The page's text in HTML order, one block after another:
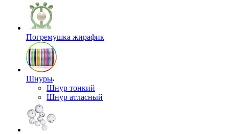
Погремушка жирафик
Шнуры
Шнур тонкий
Шнур атласный